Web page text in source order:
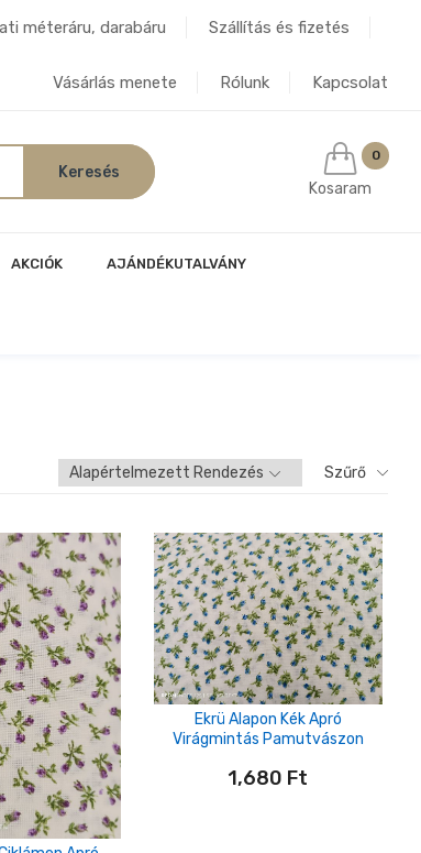
méteráru, darabáru Szállítás és fizetés
Vásárlás menete Rólunk Kapcsolat
0
Kosaram
AKCIÓK AJÁNDÉKUTALVÁNY
Szűrő
Ekrü Alapon Kék Apró
Virágmintás Pamutvászon
1,680 Ft